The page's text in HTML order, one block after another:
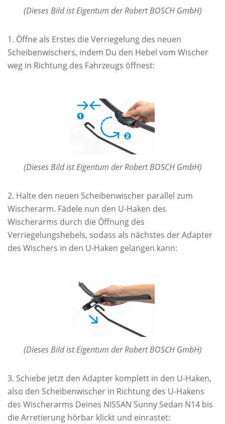
(Dieses Bild ist Eigentum der Robert BOSCH GmbH)
Öffne als Erstes die Verriegelung des neuen
Scheibenwischers, indem Du den Hebel vom Wischer
weg in Richtung des Fahrzeugs öffnest:
(Dieses Bild ist Eigentum der Robert BOSCH GmbH)
Halte den neuen Scheibenwischer parallel zum
Wischerarm. Fädele nun den U-Haken des
Wischerarms durch die Öffnung des
Verriegelungshebels, sodass als nächstes der Adapter
des Wischers in den U-Haken gelangen kann:
(Dieses Bild ist Eigentum der Robert BOSCH GmbH)
Schiebe jetzt den Adapter komplett in den U-Haken,
also den Scheibenwischer in Richtung des U-Hakens
des Wischerarms Deines NISSAN Sunny Sedan N14 bis
die Arretierung hörbar klickt und einrastet: